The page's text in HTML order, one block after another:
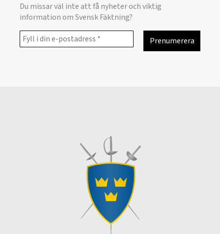
Du missar väl inte att få nyheter och viktig
information om Svensk Fäktning?